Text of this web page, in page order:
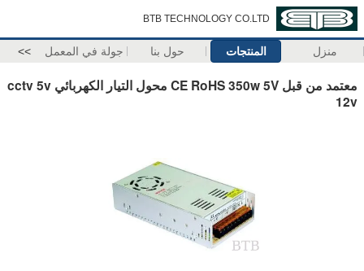
BTB TECHNOLOGY CO.LTD
منزل المنتجات حول بنا جولة في المعمل >>
معتمد من قبل CE RoHS 350w 5V محول التيار الكهربائي cctv 5v
12v